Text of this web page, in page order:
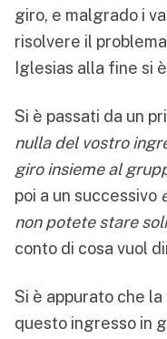
giro, e malgrado i
risolvere il
Iglesias alla fine si
Si è passati da un
nulla del vostro
giro insieme al
poi a un successivo
non potete stare
conto di cosa vuol
Si è appurato che
questo ingresso in